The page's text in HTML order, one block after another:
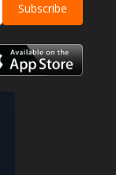
Subscribe